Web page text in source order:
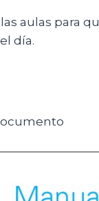
aulas para
día.